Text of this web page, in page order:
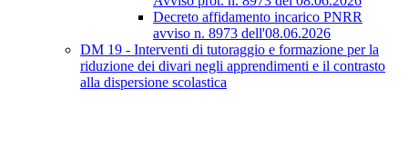
Decreto affidamento incarico PNRR
avviso n. 8973 dell'08.06.2026
DM 19 - Interventi di tutoraggio e formazione per la
riduzione dei divari negli apprendimenti e il contrasto
alla dispersione scolastica